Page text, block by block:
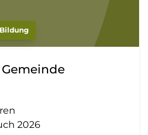
2026